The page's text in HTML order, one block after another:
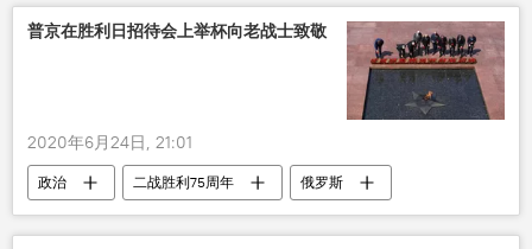
普京在胜利日招待会上举杯向老战士致敬
2020年6月24日, 21:01
政治 二战胜利75周年 俄罗斯